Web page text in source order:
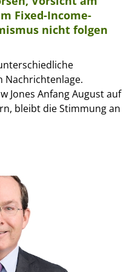
Fixed-Income-
nicht folgen
Nachrichtenlage.
Jones Anfang August auf
bleibt die Stimmung an